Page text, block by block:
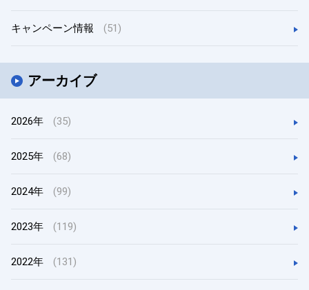
キャンペーン情報 (51)
アーカイブ
2026年 (35)
2025年 (68)
2024年 (99)
2023年 (119)
2022年 (131)